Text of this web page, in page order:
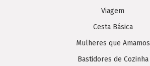
Viagem
Cesta Básica
Mulheres que Amamos
Bastidores de Cozinha